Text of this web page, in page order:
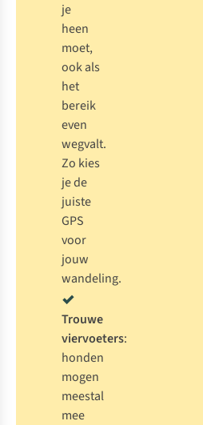
je
heen
moet,
ook als
het
bereik
even
wegvalt.
Zo kies
je de
juiste
GPS
voor
jouw
wandeling.
Trouwe
viervoeters:
honden
mogen
meestal
mee